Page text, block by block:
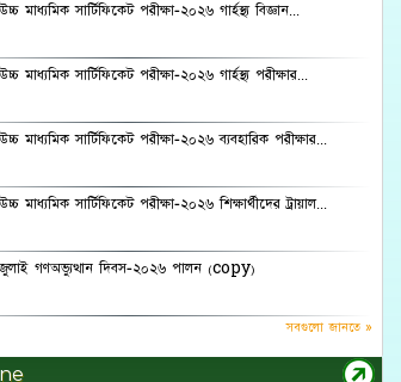
উচ্চ মাধ্যমিক সার্টিফিকেট পরীক্ষা-২০২৬ গার্হস্থ্য বিজ্ঞান...
উচ্চ মাধ্যমিক সার্টিফিকেট পরীক্ষা-২০২৬ গার্হস্থ্য পরীক্ষার...
উচ্চ মাধ্যমিক সার্টিফিকেট পরীক্ষা-২০২৬ ব্যবহারিক পরীক্ষার...
উচ্চ মাধ্যমিক সার্টিফিকেট পরীক্ষা-২০২৬ শিক্ষার্থীদের ট্রায়াল...
জুলাই গণঅভ্যুত্থান দিবস-২০২৬ পালন (copy)
সবগুলো জানতে »